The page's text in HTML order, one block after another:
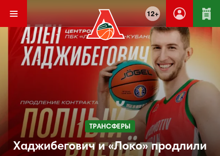
12+
ТРАНСФЕРЫ
Хаджибегович и «Локо» продлили